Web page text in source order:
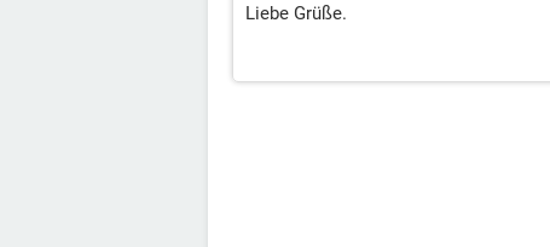
Liebe Grüße.